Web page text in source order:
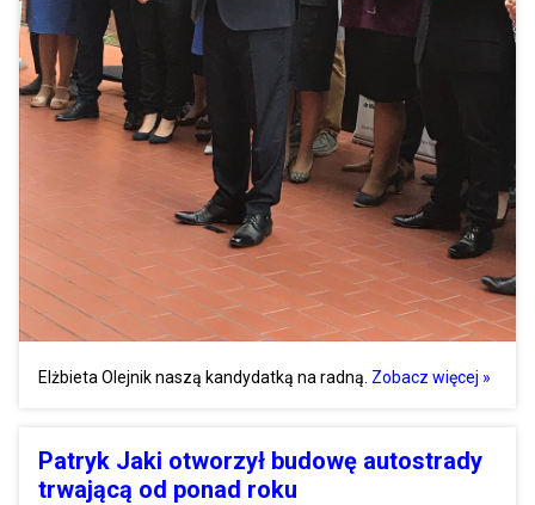
Elżbieta Olejnik naszą kandydatką na radną. Zobacz więcej »
Patryk Jaki otworzył budowę autostrady
trwającą od ponad roku